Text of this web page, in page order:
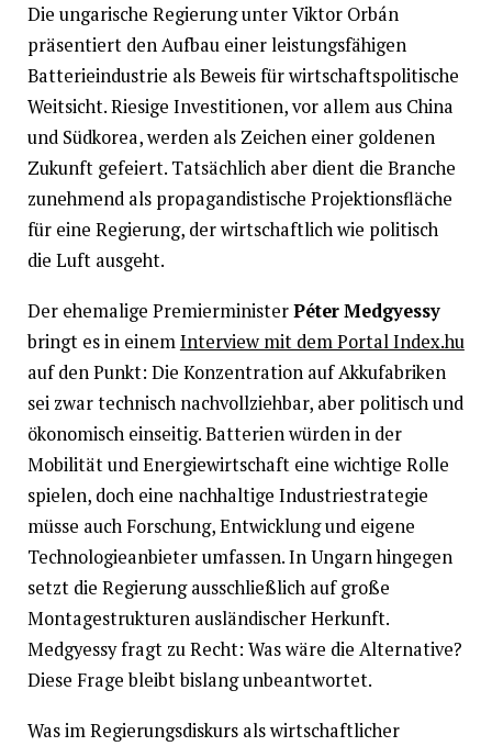
Die ungarische Regierung unter Viktor Orbán
präsentiert den Aufbau einer leistungsfähigen
Batterieindustrie als Beweis für wirtschaftspolitische
Weitsicht. Riesige Investitionen, vor allem aus China
und Südkorea, werden als Zeichen einer goldenen
Zukunft gefeiert. Tatsächlich aber dient die Branche
zunehmend als propagandistische Projektionsfläche
für eine Regierung, der wirtschaftlich wie politisch
die Luft ausgeht.
Der ehemalige PremierministerPéter Medgyessy
bringt es in einemInterview mit dem Portal Index.hu
auf den Punkt: Die Konzentration auf Akkufabriken
sei zwar technisch nachvollziehbar, aber politisch und
ökonomisch einseitig. Batterien würden in der
Mobilität und Energiewirtschaft eine wichtige Rolle
spielen, doch eine nachhaltige Industriestrategie
müsse auch Forschung, Entwicklung und eigene
Technologieanbieter umfassen. In Ungarn hingegen
setzt die Regierung ausschließlich auf große
Montagestrukturen ausländischer Herkunft.
Medgyessy fragt zu Recht: Was wäre die Alternative?
Diese Frage bleibt bislang unbeantwortet.
Was im Regierungsdiskurs als wirtschaftlicher